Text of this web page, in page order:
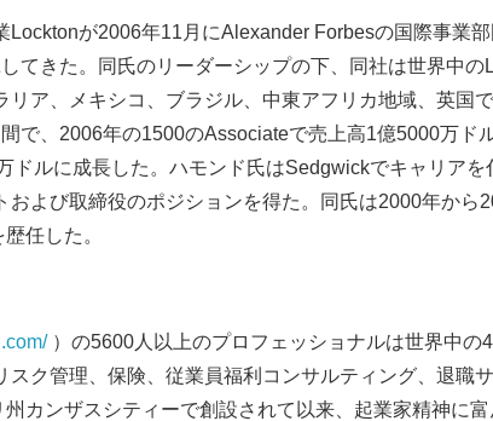
Locktonが2006年11月にAlexander Forbesの国際事業
てきた。同氏のリーダーシップの下、同社は世界中の
ア、メキシコ、ブラジル、中東アフリカ地域、英国
で、2006年の1500のAssociateで売上高1億5000万ド
ドルに成長した。ハモンド氏はSedgwickでキャリアを
および取締役のポジションを得た。同氏は2000年から
任した。
）の5600人以上のプロフェッショナルは世界中の
スク管理、保険、従業員福利コンサルティング、退職
カンザスシティーで創設されて以来、起業家精神に
English